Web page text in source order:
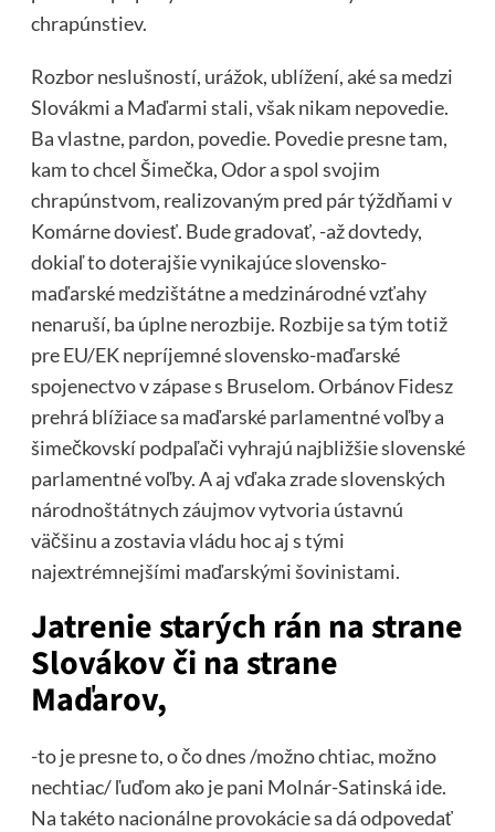
chrapúnstiev.
Rozbor neslušností, urážok, ublížení, aké sa medzi
Slovákmi a Maďarmi stali, však nikam nepovedie.
Ba vlastne, pardon, povedie. Povedie presne tam,
kam to chcel Šimečka, Odor a spol svojim
chrapúnstvom, realizovaným pred pár týždňami v
Komárne doviesť. Bude gradovať, -až dovtedy,
dokiaľ to doterajšie vynikajúce slovensko-
maďarské medzištátne a medzinárodné vzťahy
nenaruší, ba úplne nerozbije. Rozbije sa tým totiž
pre EU/EK nepríjemné slovensko-maďarské
spojenectvo v zápase s Bruselom. Orbánov Fidesz
prehrá blížiace sa maďarské parlamentné voľby a
šimečkovskí podpaľači vyhrajú najbližšie slovenské
parlamentné voľby. A aj vďaka zrade slovenských
národnoštátnych záujmov vytvoria ústavnú
väčšinu a zostavia vládu hoc aj s tými
najextrémnejšími maďarskými šovinistami.
Jatrenie starých rán na strane
Slovákov či na strane
Maďarov,
-to je presne to, o čo dnes /možno chtiac, možno
nechtiac/ ľuďom ako je pani Molnár-Satinská ide.
Na takéto nacionálne provokácie sa dá odpovedať